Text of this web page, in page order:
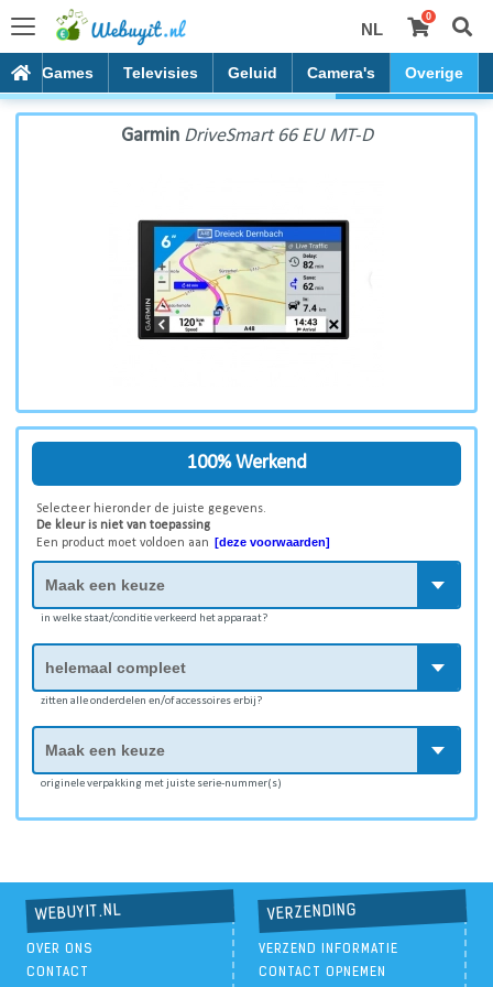
NL
0
Games Televisies Geluid Camera's Overige
Garmin DriveSmart 66 EU MT-D
Garmin DriveSmart 66 EU MT-D
100% Werkend
Selecteer hieronder de juiste gegevens.
De kleur is niet van toepassing
Een product moet voldoen aan [deze voorwaarden]
in welke staat/conditie verkeerd het apparaat?
zitten alle onderdelen en/of accessoires erbij?
originele verpakking met juiste serie-nummer(s)
WEBUYIT.NL
OVER ONS
CONTACT
VERZENDING
VERZEND INFORMATIE
CONTACT OPNEMEN